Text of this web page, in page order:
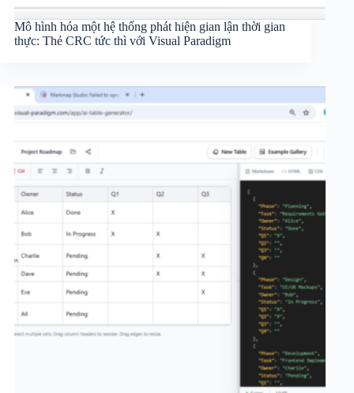
Mô hình hóa một hệ thống phát hiện gian lận thời gian
thực: Thẻ CRC tức thì với Visual Paradigm